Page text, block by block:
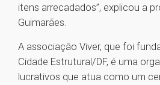
itens arrecadados”, explicou a
Guimarães.
A associação Viver, que foi
Cidade Estrutural/DF, é uma
lucrativos que atua como um